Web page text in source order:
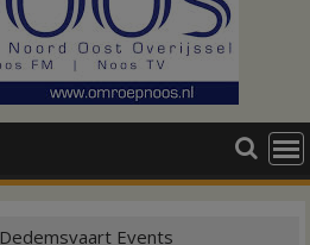
Dedemsvaart Events